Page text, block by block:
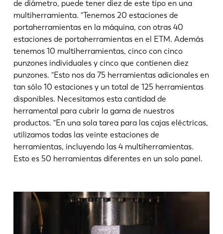
de diámetro, puede tener diez de este tipo en una
multiherramienta. "Tenemos 20 estaciones de
portaherramientas en la máquina, con otras 40
estaciones de portaherramientas en el ETM. Además
tenemos 10 multiherramientas, cinco con cinco
punzones individuales y cinco que contienen diez
punzones. "Esto nos da 75 herramientas adicionales en
tan sólo 10 estaciones y un total de 125 herramientas
disponibles. Necesitamos esta cantidad de
herramental para cubrir la gama de nuestros
productos. "En una sola tarea para las cajas eléctricas,
utilizamos todas las veinte estaciones de
herramientas, incluyendo las 4 multiherramientas.
Esto es 50 herramientas diferentes en un solo panel.